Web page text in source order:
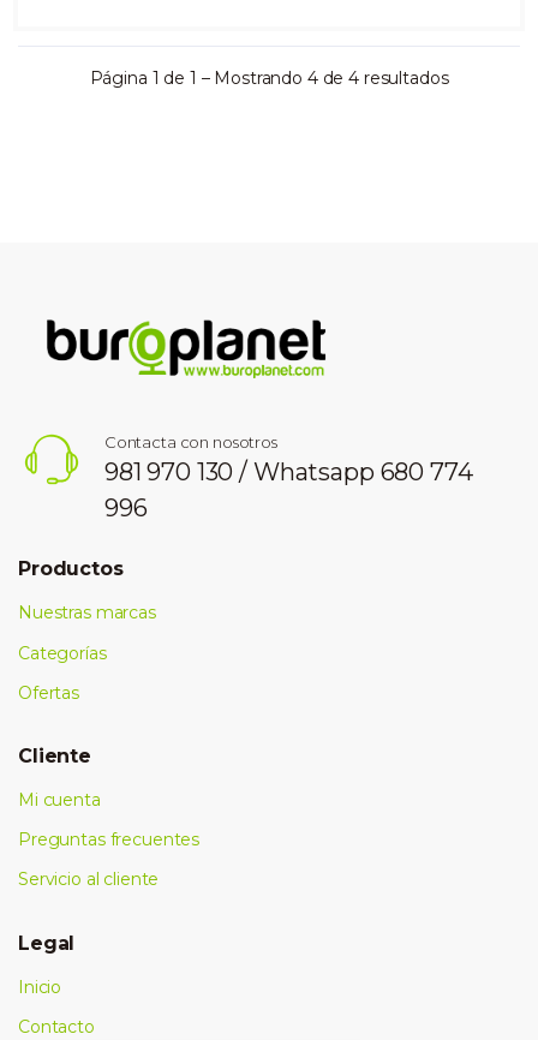
Página 1 de 1 – Mostrando 4 de 4 resultados
Contacta con nosotros
981 970 130 / Whatsapp 680 774
996
Productos
Nuestras marcas
Categorías
Ofertas
Cliente
Mi cuenta
Preguntas frecuentes
Servicio al cliente
Legal
Inicio
Contacto